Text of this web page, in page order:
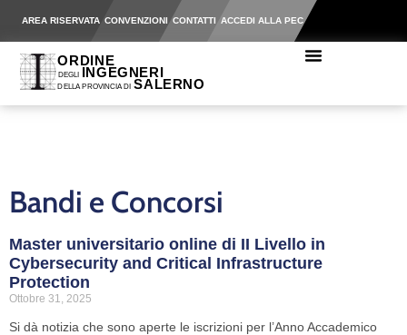
AREA RISERVATA CONVENZIONI CONTATTI ACCEDI ALLA PEC
Bandi e Concorsi
Master universitario online di II Livello in
Cybersecurity and Critical Infrastructure
Protection
Ottobre 31, 2025
Si dà notizia che sono aperte le iscrizioni per l’Anno Accademico